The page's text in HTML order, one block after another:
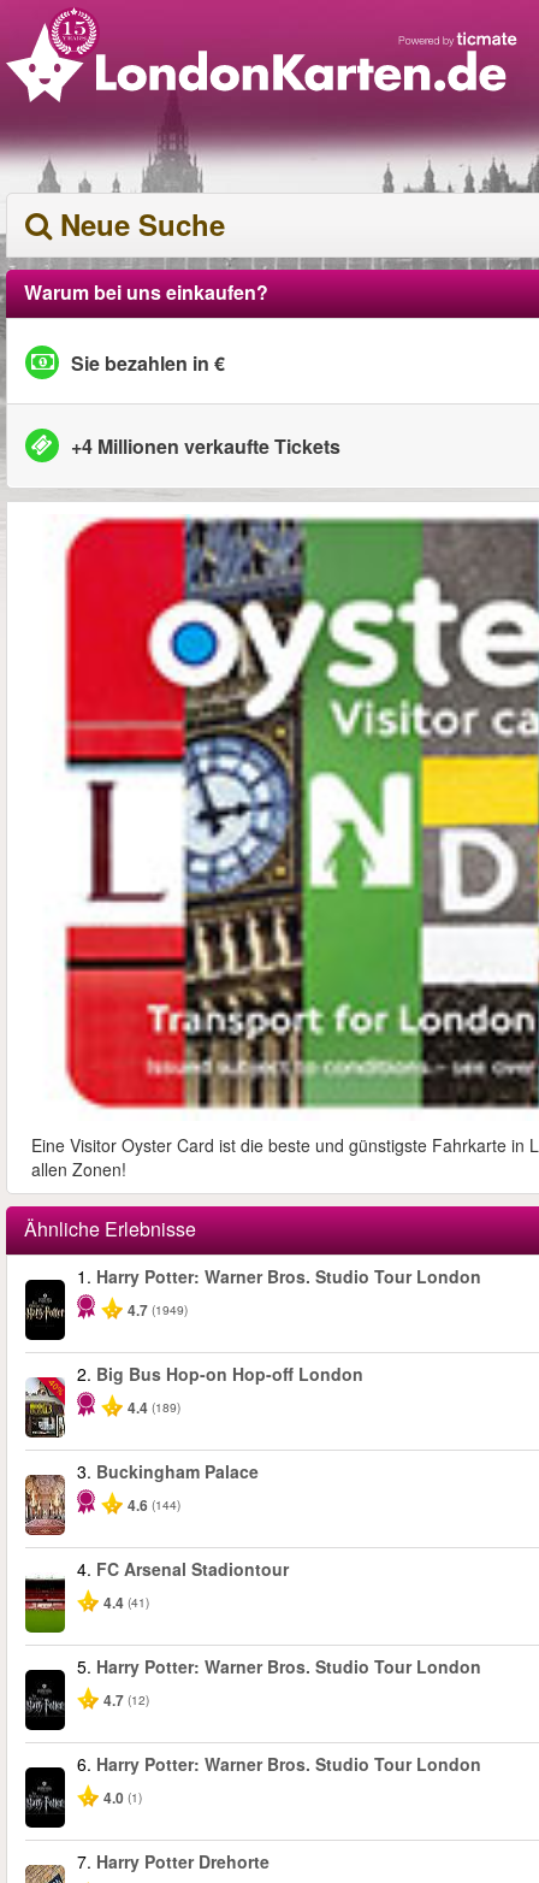
Neue Suche
Warum bei uns einkaufen?
Sie bezahlen in €
+4 Millionen verkaufte Tickets
Eine Visitor Oyster Card ist die beste und günstigste Fahrkarte
allen Zonen!
Ähnliche Erlebnisse
1. Harry Potter: Warner Bros. Studio Tour London
4.7 (1949)
-40%
2. Big Bus Hop-on Hop-off London
4.4 (189)
3. Buckingham Palace
4.6 (144)
4. FC Arsenal Stadiontour
4.4 (41)
5. Harry Potter: Warner Bros. Studio Tour London
4.7 (12)
6. Harry Potter: Warner Bros. Studio Tour London
4.0 (1)
7. Harry Potter Drehorte